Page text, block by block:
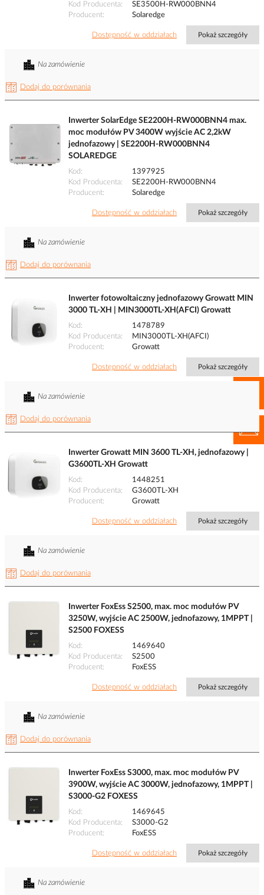
Kod Producenta
SE3500H-RW000BNN4
Producent
Solaredge
Dostępność w oddziałach Pokaż szczegóły
Dodaj do porównania
Na zamówienie
Inwerter SolarEdge SE2200H-RW000BNN4 max.
moc modułów PV 3400W wyjście AC 2,2kW
jednofazowy | SE2200H-RW000BNN4
SOLAREDGE
Kod
1397925
Kod Producenta
SE2200H-RW000BNN4
Producent
Solaredge
Dostępność w oddziałach Pokaż szczegóły
Dodaj do porównania
Na zamówienie
Inwerter fotowoltaiczny jednofazowy Growatt MIN
3000 TL-XH | MIN3000TL-XH(AFCI) Growatt
Kod
1478789
Kod Producenta
MIN3000TL-XH(AFCI)
Producent
Growatt
Dostępność w oddziałach Pokaż szczegóły
Dodaj do porównania
Na zamówienie
Inwerter Growatt MIN 3600 TL-XH, jednofazowy |
G3600TL-XH Growatt
Kod
1448251
Kod Producenta
G3600TL-XH
Producent
Growatt
Dostępność w oddziałach Pokaż szczegóły
Dodaj do porównania
Na zamówienie
Inwerter FoxEss S2500, max. moc modułów PV
3250W, wyjście AC 2500W, jednofazowy, 1MPPT |
S2500 FOXESS
Kod
1469640
Kod Producenta
S2500
Producent
FoxESS
Dostępność w oddziałach Pokaż szczegóły
Dodaj do porównania
Na zamówienie
Inwerter FoxEss S3000, max. moc modułów PV
3900W, wyjście AC 3000W, jednofazowy, 1MPPT |
S3000-G2 FOXESS
Kod
1469645
Kod Producenta
S3000-G2
Producent
FoxESS
Dostępność w oddziałach Pokaż szczegóły
Na zamówienie